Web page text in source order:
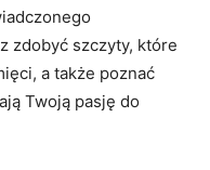
zdobyć szczyty, które
a także poznać
Twoją pasję do